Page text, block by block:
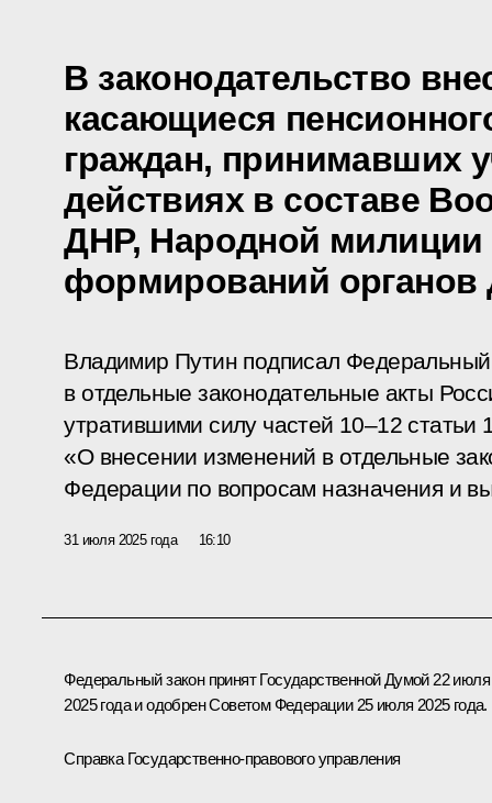
В законодательство
касающиеся
граждан, принимавших
действиях в составе
ДНР, Народной милиции
формирований
Владимир Путин подписал
в отдельные законодательные акты
утратившими силу частей 10–12 статьи
«О внесении изменений в отдельные
Федерации по вопросам назначения и
31 июля 2025 года 16:10
Федеральный закон принят Государственной Думой 22 июля
2025 года и одобрен Советом Федерации 25 июля 2025 года.
Справка Государственно-правового управления